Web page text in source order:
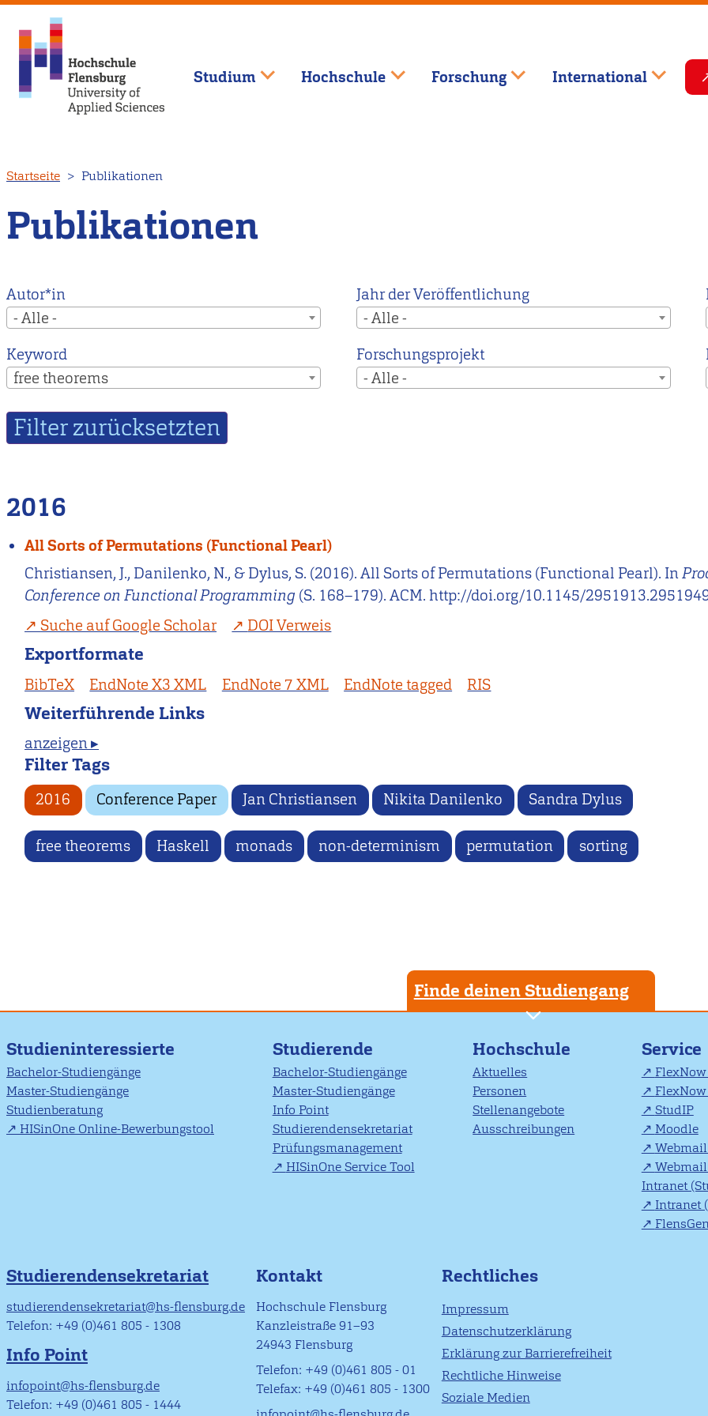
zum
Inhalt
Studium Hochschule Forschung International
Startseite Publikationen
Publikationen
Autor*in
- Alle -
Jahr der Veröffentlichung
- Alle -
Keyword
free theorems
Forschungsprojekt
- Alle -
2016
All Sorts of Permutations (Functional Pearl)
Christiansen, J., Danilenko, N., & Dylus, S. (2016). All Sorts of Permutations (Functional Pearl). In
Conference on Functional Programming (S. 168–179). ACM. http://doi.org/10.1145/
Suche auf Google Scholar
DOI Verweis
Exportformate
BibTeX EndNote X3 XML EndNote 7 XML EndNote tagged RIS
Weiterführende Links
anzeigen ▸
Filter Tags
2016 Conference Paper Jan Christiansen Nikita Danilenko Sandra Dylus
free theorems Haskell monads non-determinism permutation sorting
Finde deinen Studiengang
Studieninteressierte
Bachelor-Studiengänge
Master-Studiengänge
Studienberatung
HISinOne Online-Bewerbungstool
Studierende
Bachelor-Studiengänge
Master-Studiengänge
Info Point
Studierendensekretariat
Prüfungsmanagement
HISinOne Service Tool
Hochschule
Aktuelles
Personen
Stellenangebote
Ausschreibungen
Service
StudIP
Moodle
Intranet
Intranet
Studierendensekretariat
studierendensekretariat@hs-flensburg.de
Telefon: +49 (0)461 805 - 1308
Info Point
infopoint@hs-flensburg.de
Telefon: +49 (0)461 805 - 1444
Kontakt
Hochschule Flensburg
Kanzleistraße 91–93
24943 Flensburg
Telefon: +49 (0)461 805 - 01
Telefax: +49 (0)461 805 - 1300
Rechtliches
Impressum
Datenschutzerklärung
Erklärung zur Barrierefreiheit
Rechtliche Hinweise
Soziale Medien